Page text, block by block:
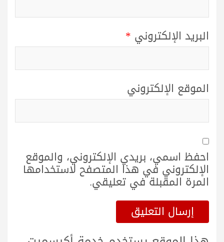
البريد الإلكتروني *
الموقع الإلكتروني
احفظ اسمي، بريدي الإلكتروني، والموقع
الإلكتروني في هذا المتصفح لاستخدامها
المرة المقبلة في تعليقي.